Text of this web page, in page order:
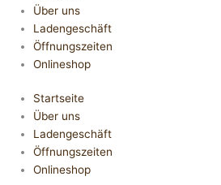
Über uns
Ladengeschäft
Öffnungszeiten
Onlineshop
Startseite
Über uns
Ladengeschäft
Öffnungszeiten
Onlineshop